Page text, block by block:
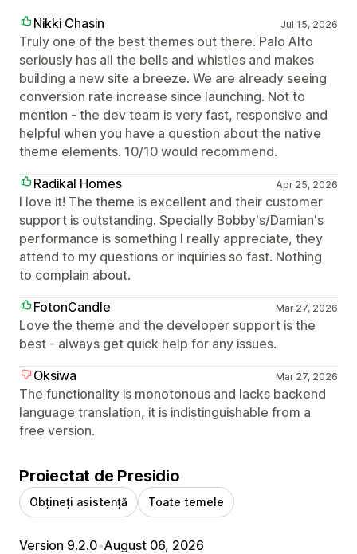
Nikki Chasin Jul 15, 2026
Truly one of the best themes out there. Palo Alto
seriously has all the bells and whistles and makes
building a new site a breeze. We are already seeing
conversion rate increase since launching. Not to
mention - the dev team is very fast, responsive and
helpful when you have a question about the native
theme elements. 10/10 would recommend.
Radikal Homes
Apr 25, 2026
I love it! The theme is excellent and their customer
support is outstanding. Specially Bobby's/Damian's
performance is something I really appreciate, they
attend to my questions or inquiries so fast. Nothing
to complain about.
FotonCandle
Mar 27, 2026
Love the theme and the developer support is the
best - always get quick help for any issues.
Oksiwa
Mar 27, 2026
The functionality is monotonous and lacks backend
language translation, it is indistinguishable from a
free version.
Proiectat de Presidio
Obțineți asistență Toate temele
Version 9.2.0•August 06, 2026